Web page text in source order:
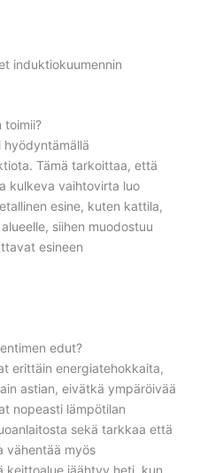
induktiokuumennin
toimii?
hyödyntämällä
Tämä tarkoittaa, että
kulkeva vaihtovirta luo
esine, kuten kattila,
siihen muodostuu
esineen
edut?
erittäin energiatehokkaita,
astian, eivätkä ympäröivää
nopeasti lämpötilan
sekä tarkkaa että
vähentää myös
keittoalue jäähtyy heti, kun